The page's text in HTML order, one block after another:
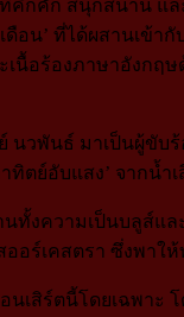
บที่คึกคัก สนุกสนาน
น’ ที่ได้ผสานเข้า
นื้อร้องภาษาอังกฤษ
นวพันธ์ มาเป็นผู้ขับ
ย์อับแสง’ จากน้ำเ
นทั้งความเป็นบลูส์แ
อร์เคสตรา ซึ่งพาใ
เสิร์ตนี้โดยเฉพาะ